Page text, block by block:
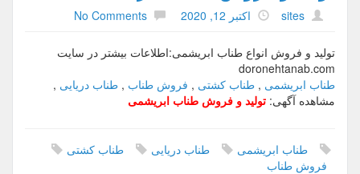
اکتبر 12, 2020 No Comments sites
تولید و فروش انواع طناب ابریشمی:اطلاعات بیشتر در سایت
doronehtanab.com
طناب ابریشمی , طناب کشتی , فروش طناب , طناب دریایی ,
مشاهده آگهی: تولید و فروش طناب ابریشمی
طناب ابریشمی طناب دریایی
طناب کشتی
فروش طناب